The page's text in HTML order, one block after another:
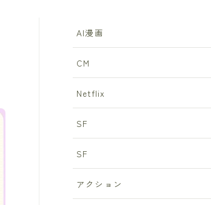
AI漫画
CM
Netflix
SF
SF
アクション